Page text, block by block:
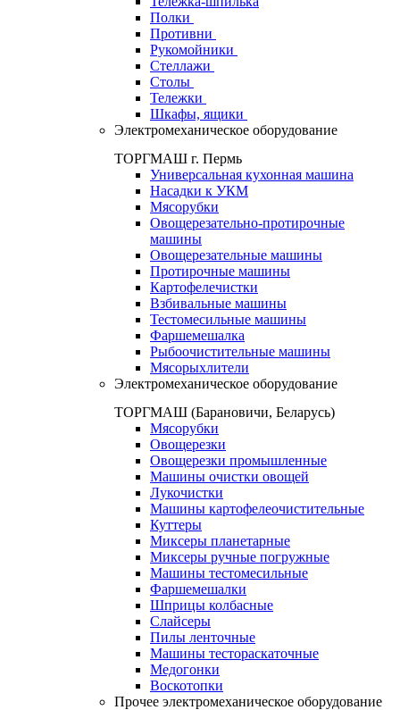
Полки
Противни
Рукомойники
Стеллажи
Столы
Тележки
Шкафы, ящики
Электромеханическое оборудование
ТОРГМАШ г. Пермь
Универсальная кухонная машина
Насадки к УКМ
Мясорубки
Овощерезательно-протирочные
машины
Овощерезательные машины
Протирочные машины
Картофелечистки
Взбивальные машины
Тестомесильные машины
Фаршемешалка
Рыбоочистительные машины
Мясорыхлители
Электромеханическое оборудование
ТОРГМАШ (Барановичи, Беларусь)
Мясорубки
Овощерезки
Овощерезки промышленные
Машины очистки овощей
Лукочистки
Машины картофелеочистительные
Куттеры
Миксеры планетарные
Миксеры ручные погружные
Машины тестомесильные
Фаршемешалки
Шприцы колбасные
Слайсеры
Пилы ленточные
Машины тестораскаточные
Медогонки
Воскотопки
Прочее электромеханическое оборудование